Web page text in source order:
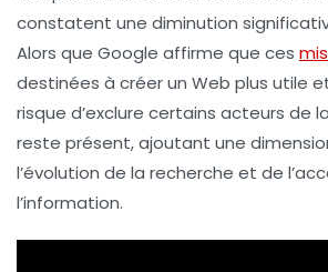
constatent une diminution
Alors que Google affirme que ces
destinées à créer un Web plus utile
risque d’exclure certains acteurs de
reste présent, ajoutant une
l’évolution de la recherche et de
l’information.